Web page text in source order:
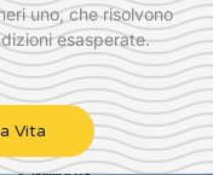
uno, che risolvono
esasperate.
Vita